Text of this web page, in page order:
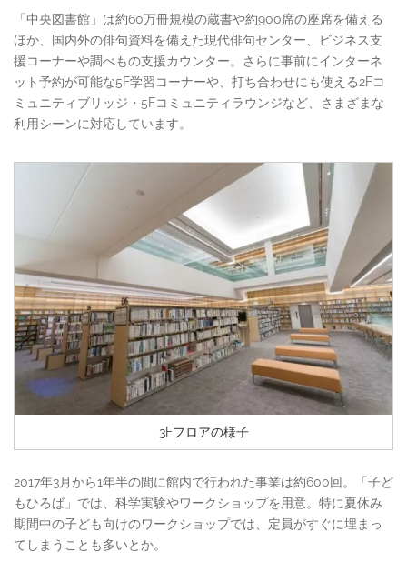
「中央図書館」は約60万冊規模の蔵書や約900席の座席を備える
ほか、国内外の俳句資料を備えた現代俳句センター、ビジネス支
援コーナーや調べもの支援カウンター。さらに事前にインターネ
ット予約が可能な5F学習コーナーや、打ち合わせにも使える2Fコ
ミュニティブリッジ・5Fコミュニティラウンジなど、さまざまな
利用シーンに対応しています。
3Fフロアの様子
2017年3月から1年半の間に館内で行われた事業は約600回。「子ど
もひろば」では、科学実験やワークショップを用意。特に夏休み
期間中の子ども向けのワークショップでは、定員がすぐに埋まっ
てしまうことも多いとか。